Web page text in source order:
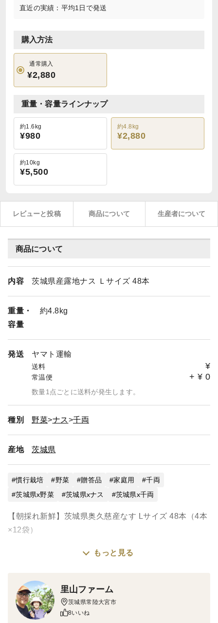
直近の実績：平均1日で発送
購入方法
通常購入
¥2,880
重量・容量ラインナップ
約1.6kg
¥980
約4.8kg
¥2,880
約10kg
¥5,500
レビューと投稿 商品について 生産者について
商品について
内容 茨城県産露地ナス Ｌサイズ 48本
重量・
容量
約4.8kg
発送 ヤマト運輸
送料 ¥
常温便 + ¥ 0
数量1点ごとに送料が発生します。
種別 野菜 ナス 千両
産地 茨城県
慣行栽培 野菜 贈答品 家庭用
千両
茨城県x野菜
茨城県xナス 茨城県x千両
【朝採れ新鮮】茨城県奥久慈産なす Lサイズ 48本（4本
×12袋）
茨城県奥久慈地方の豊かな自然の中で育てた、露地栽培
朝一番に収穫した新鮮ななすを、その日のうちに発送い
たします。
もっと見る
里山ファーム
茨城県常陸大宮市
8いいね